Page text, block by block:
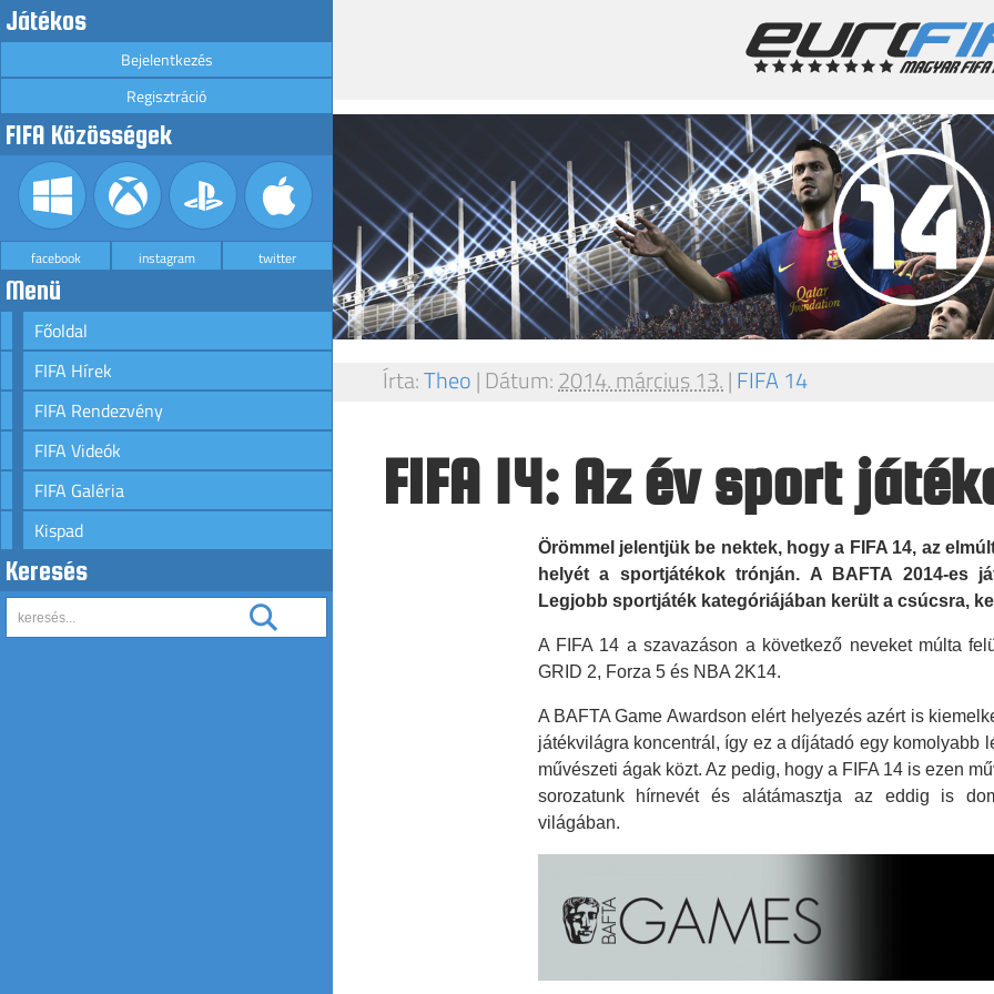
Játékos
Bejelentkezés
Regisztráció
FIFA Közösségek
facebook instagram twitter
Menü
Főoldal
FIFA Hírek
FIFA Rendezvény
FIFA Videók
FIFA Galéria
Kispad
Keresés
Írta:Theo| Dátum:2014. március 13.|FIFA 14
FIFA 14: Az év sport
Örömmel jelentjük be nektek, hogy a FIFA 14, az
helyét a sportjátékok trónján. A BAFTA 2014-es
Legjobb sportjáték kategóriájában került a csúcsra,
A FIFA 14 a szavazáson a következő neveket múlta
GRID 2, Forza 5 és NBA 2K14.
A BAFTA Game Awardson elért helyezés azért is
játékvilágra koncentrál, így ez a díjátadó egy komolyabb
művészeti ágak közt. Az pedig, hogy a FIFA 14 is ezen
sorozatunk hírnevét és alátámasztja az eddig is
világában.